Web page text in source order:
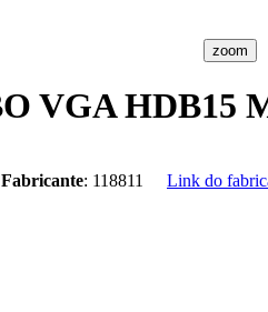
zoom
VGA HDB15
: 118811
Link do